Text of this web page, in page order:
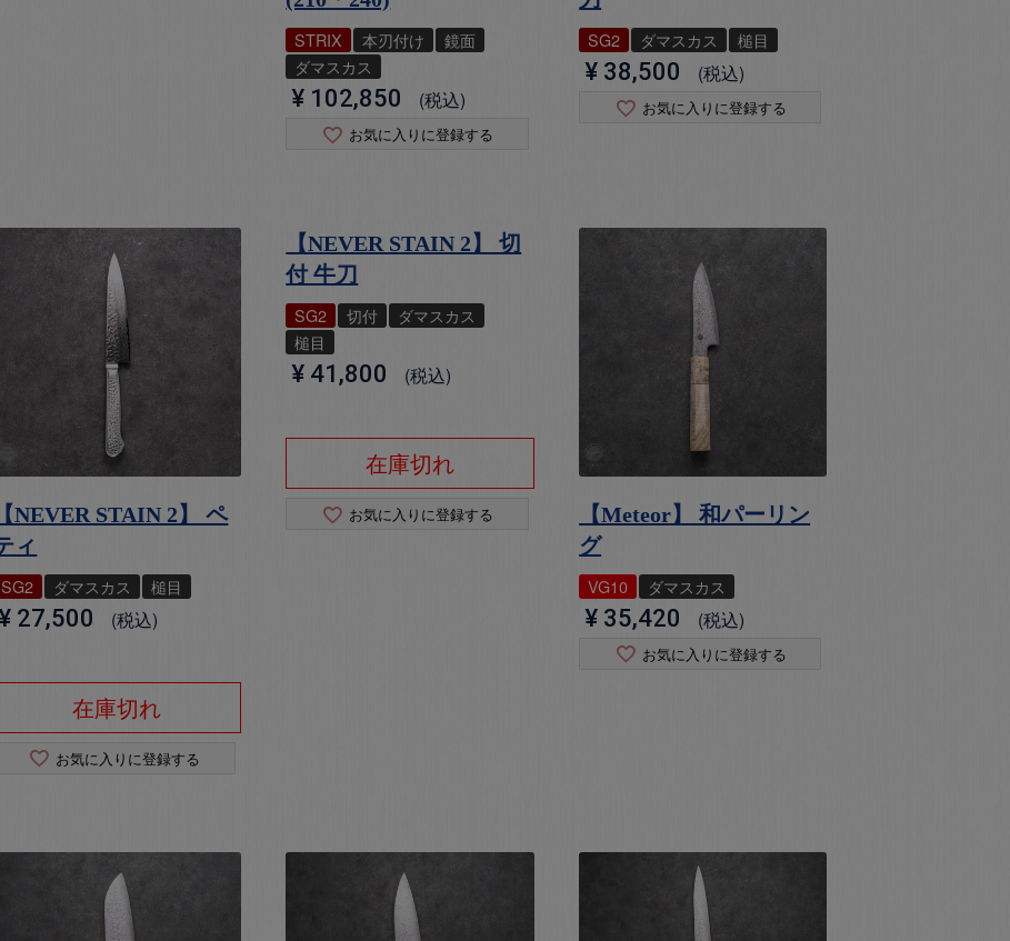
STRIX 本刃付け
鏡面
ダマスカス
¥ 102,850 税込
お気に入りに登録する
SG2 ダマスカス 槌目
¥ 38,500 税込
お気に入りに登録する
【NEVER STAIN 2】 ペ
ィ
SG2 ダマスカス 槌目
27,500 税込
在庫切れ
お気に入りに登録する
【NEVER STAIN 2】 切
付 牛刀
SG2 切付
ダマスカス
槌目
¥ 41,800 税込
在庫切れ
お気に入りに登録する
【Meteor】 和パーリン
グ
VG10 ダマスカス
¥ 35,420 税込
お気に入りに登録する